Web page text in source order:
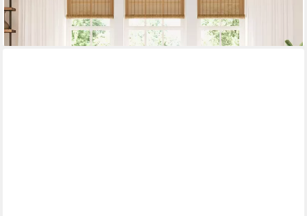
lieferbar - in 3-4 Werktagen bei dir